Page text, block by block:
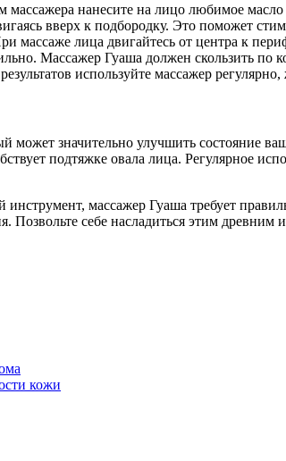
массажера нанесите на лицо любимое
вверх к подбородку. Это поможет
массаже лица двигайтесь от центра к
Массажер Гуаша должен скользить по
используйте массажер
значительно улучшить состояние
подтяжке овала лица. Регулярное
массажер Гуаша требует
себе насладиться этим древним
кожи